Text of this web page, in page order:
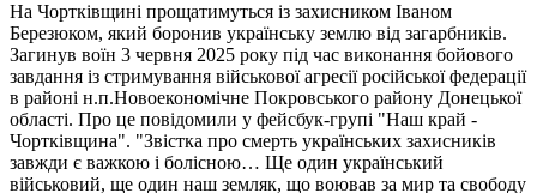
На Чортківщині прощатимуться із захисником Іваном
Березюком, який боронив українську землю від загарбників.
Загинув воїн 3 червня 2025 року під час виконання бойового
завдання із стримування військової агресії російської федерації
в районі н.п.Новоекономічне Покровського району Донецької
області. Про це повідомили у фейсбук-групі "Наш край -
Чортківщина". "Звістка про смерть українських захисників
завжди є важкою і болісною… Ще один український
військовий, ще один наш земляк, що воював за мир та свободу